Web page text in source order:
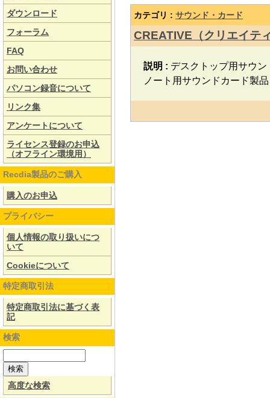
ダウンロード
フォーラム
FAQ
お問い合わせ
パソコン録音について
リンク集
アンケートについて
ライセンス登録のお申込
（オフライン環境用）
Recdia製品のご購入
購入のお申込
プライバシー
個人情報の取り扱いにつ
いて
Cookieについて
特定商取引法
特定商取引法に基づく表
記
検索
高度な検索
カテゴリ : サウンド・カード
CREATIVE（クリエイテ
説明 : デスクトップ用サウ
ノート用サウンドカード製